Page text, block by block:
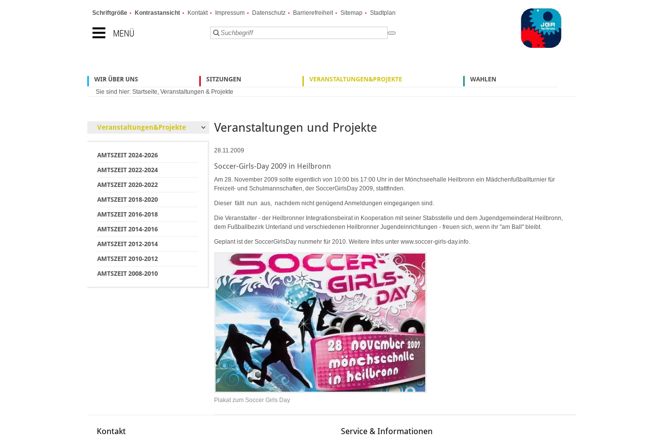
MENÜ
Schriftgröße Kontrastansicht Kontakt Impressum Datenschutz Barrierefreiheit Sitemap Stadtplan
WIR ÜBER UNS SITZUNGEN VERANSTALTUNGEN&PROJEKTE WAHLEN
Sie sind hier: Startseite, Veranstaltungen & Projekte
Veranstaltungen&Projekte
AMTSZEIT 2024-2026
AMTSZEIT 2022-2024
AMTSZEIT 2020-2022
AMTSZEIT 2018-2020
AMTSZEIT 2016-2018
AMTSZEIT 2014-2016
AMTSZEIT 2012-2014
AMTSZEIT 2010-2012
AMTSZEIT 2008-2010
Veranstaltungen und Projekte
28.11.2009
Soccer-Girls-Day 2009 in Heilbronn
Am 28. November 2009 sollte eigentlich von 10:00 bis 17:00 Uhr in der Mönchseehalle Heilbronn ein Mädchenfußballturnier für
Freizeit- und Schulmannschaften, der SoccerGirlsDay 2009, stattfinden.
Dieser fällt nun aus, nachdem nicht genügend Anmeldungen eingegangen sind.
Die Veranstalter - der Heilbronner Integrationsbeirat in Kooperation mit seiner Stabsstelle und dem Jugendgemeinderat Heilbronn,
dem Fußballbezirk Unterland und verschiedenen Heilbronner Jugendeinrichtungen - freuen sich, wenn ihr "am Ball" bleibt.
Geplant ist der SoccerGirlsDay nunmehr für 2010. Weitere Infos unter www.soccer-girls-day.info.
Plakat zum Soccer Girls Day
Kontakt Service & Informationen